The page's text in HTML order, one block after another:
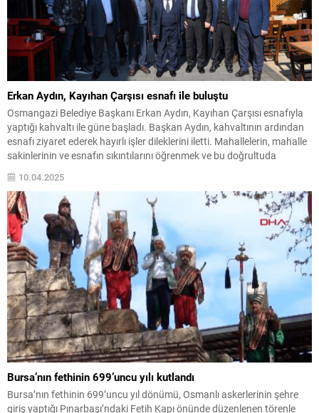
Erkan Aydın, Kayıhan Çarşısı esnafı ile buluştu
Osmangazi Belediye Başkanı Erkan Aydın, Kayıhan Çarşısı esnafıyla
yaptığı kahvaltı ile güne başladı. Başkan Aydın, kahvaltının ardından
esnafı ziyaret ederek hayırlı işler dileklerini iletti. Mahallelerin, mahalle
sakinlerinin ve esnafın sıkıntılarını öğrenmek ve bu doğrultuda
Osmangazi Belediye Başkanı Erkan Aydın, Kayıhan Çarşısı esnafı...
10.04.2025
Bursa’nın fethinin 699’uncu yılı kutlandı
Bursa’nın fethinin 699’uncu yıl dönümü, Osmanlı askerlerinin şehre
giriş yaptığı Pınarbaşı’ndaki Fetih Kapı önünde düzenlenen törenle